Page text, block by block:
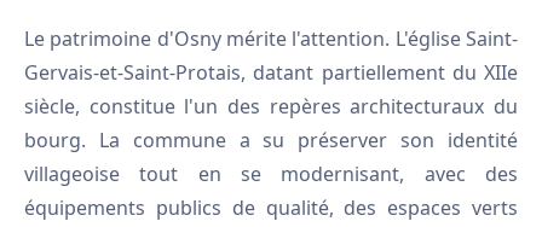
Le patrimoine d'Osny mérite l'attention. L'église Saint-
Gervais-et-Saint-Protais, datant partiellement du XIIe
siècle, constitue l'un des repères architecturaux du
bourg. La commune a su préserver son identité
villageoise tout en se modernisant, avec des
équipements publics de qualité, des espaces verts